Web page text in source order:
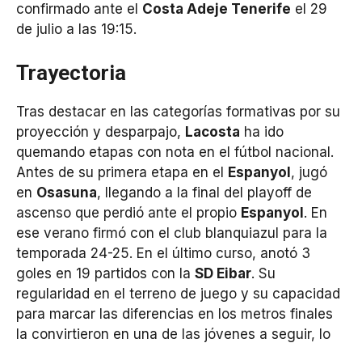
confirmado ante el Costa Adeje Tenerife el 29
de julio a las 19:15.
Trayectoria
Tras destacar en las categorías formativas por su
proyección y desparpajo, Lacosta ha ido
quemando etapas con nota en el fútbol nacional.
Antes de su primera etapa en el Espanyol, jugó
en Osasuna, llegando a la final del playoff de
ascenso que perdió ante el propio Espanyol. En
ese verano firmó con el club blanquiazul para la
temporada 24-25. En el último curso, anotó 3
goles en 19 partidos con la SD Eibar. Su
regularidad en el terreno de juego y su capacidad
para marcar las diferencias en los metros finales
la convirtieron en una de las jóvenes a seguir, lo